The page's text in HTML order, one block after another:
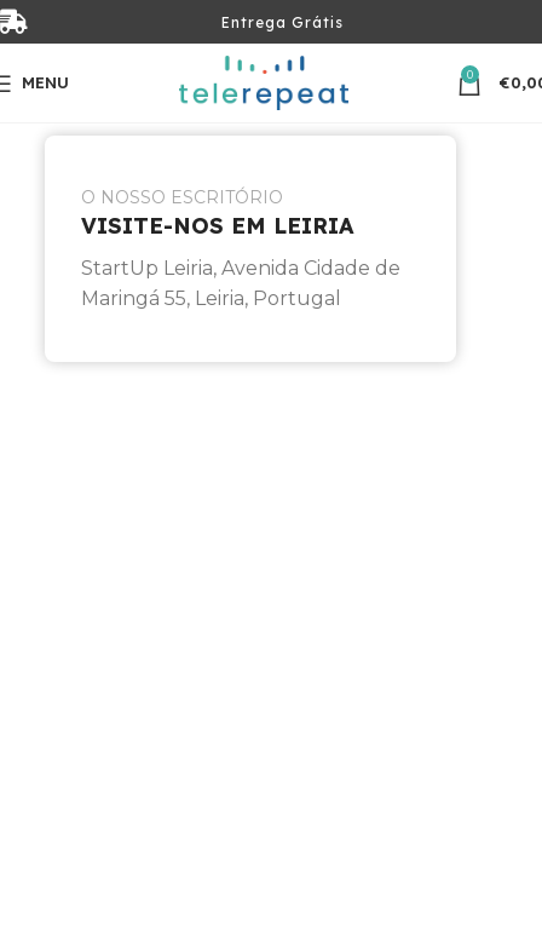
MENU 0 €
O NOSSO ESCRITÓRIO
VISITE-NOS EM LEIRIA
StartUp Leiria, Avenida Cidade de
Maringá 55, Leiria, Portugal
Entrega Grátis